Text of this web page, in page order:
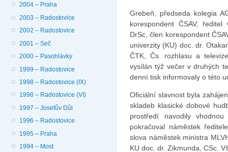
2004 – Praha
2003 – Radostovice
2002 – Radostovice
2001 – Seč
2000 – Pasohlávky
1999 – Radostovice
1998 – Radostovice (IX)
1998 – Radostovice (VI)
1997 – Josefův Důl
1996 – Radostovice
1995 – Praha
1994 – Most
Grebeň, předseda kolegia
korespondent ČSAV,
DrSc, člen korespondent
univerzity (KU) doc. dr.
ČTK, Čs. rozhlasu a
vysílán týž večer v druhých
denní tisk informovaly o této
Oficiální slavnost byla
skladeb klasické dobové
prostředí navodily
pokračoval náměstek
slova náměstek ministra
KU doc. dr. Zikmunda, CSc.